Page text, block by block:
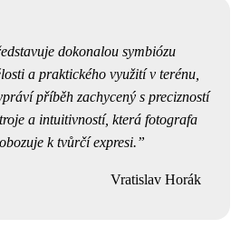
dokonalou symbiózu
a praktického využití v terénu,
příběh zachycený s precizností
a intuitivností, která fotografa
k tvůrčí expresi.
Vratislav Horák